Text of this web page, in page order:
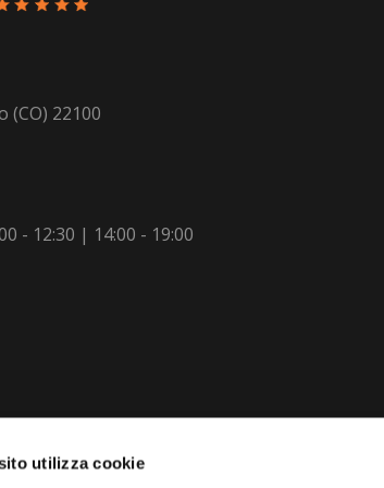
utilizza cookie
(CO) 22100
- 12:30 | 14:00 - 19:00